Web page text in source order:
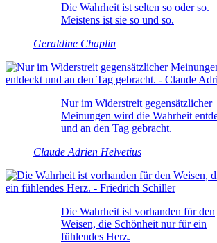
Die Wahrheit ist selten so oder so.
Meistens ist sie so und so.
Geraldine Chaplin
Nur im Widerstreit gegensätzlicher
Meinungen wird die Wahrheit
und an den Tag gebracht.
Claude Adrien Helvetius
Die Wahrheit ist vorhanden für den
Weisen, die Schönheit nur für ein
fühlendes Herz.